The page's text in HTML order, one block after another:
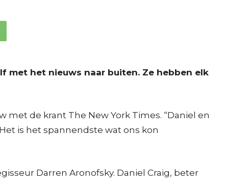
met het nieuws naar buiten. Ze hebben elk
de krant The New York Times. “Daniel en
is het spannendste wat ons kon
Darren Aronofsky. Daniel Craig, beter